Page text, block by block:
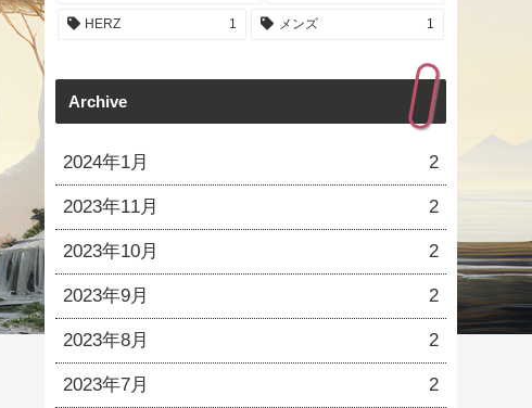
HERZ 1 メンズ 1
Archive
2024年1月 2
2023年11月 2
2023年10月 2
2023年9月 2
2023年8月 2
2023年7月 2